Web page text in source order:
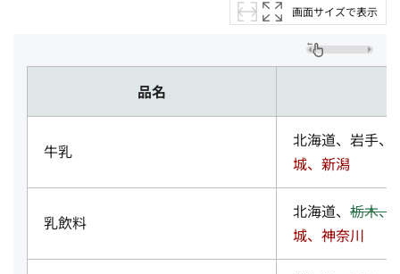
画面サイズで表示
品名
牛乳
北海道、岩手、
城、新潟
乳飲料
北海道、 栃木、
城、神奈川